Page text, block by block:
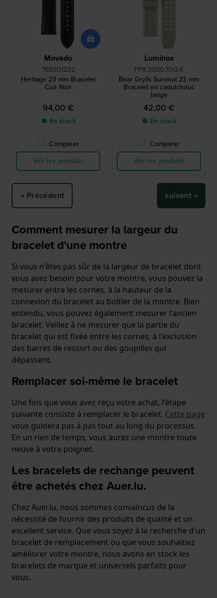
Movado
769301232
Heritage 23 mm Bracelet
Cuir Noir
94,00 €
● En stock
Comparer
Voir les produits
Luminox
FPX.3050.70Q.K
Bear Grylls Survival 23 mm
Bracelet en caoutchouc
beige
42,00 €
● En stock
Comparer
Voir les produits
« Précédent suivant »
Comment mesurer la largeur du
bracelet d'une montre
Si vous n'êtes pas sûr de la largeur de bracelet dont
vous avez besoin pour votre montre, vous pouvez la
mesurer entre les cornes, à la hauteur de la
connexion du bracelet au boîtier de la montre. Bien
entendu, vous pouvez également mesurer l'ancien
bracelet. Veillez à ne mesurer que la partie du
bracelet qui est fixée entre les cornes, à l'exclusion
des barres de ressort ou des goupilles qui
dépassent.
Remplacer soi-même le bracelet
Une fois que vous avez reçu votre achat, l'étape
suivante consiste à remplacer le bracelet. Cette page
vous guidera pas à pas tout au long du processus.
En un rien de temps, vous aurez une montre toute
neuve à votre poignet.
Les bracelets de rechange peuvent
être achetés chez Auer.lu.
Chez Auer.lu, nous sommes convaincus de la
nécessité de fournir des produits de qualité et un
excellent service. Que vous soyez à la recherche d'un
bracelet de remplacement ou que vous souhaitiez
améliorer votre montre, nous avons en stock les
bracelets de marque et universels parfaits pour
vous.